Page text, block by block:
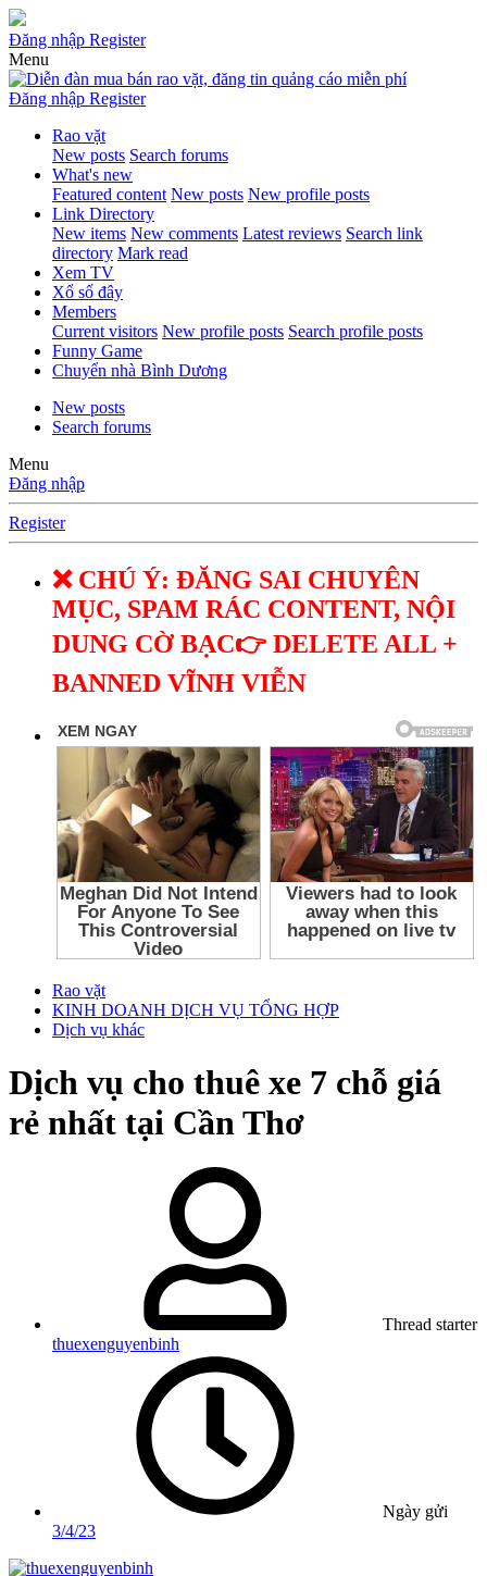
Đăng nhập Register
Menu
Đăng nhập Register
Rao vặt
New posts Search forums
What's new
Featured content New posts New profile posts
Link Directory
New items New comments Latest reviews Search link
directory Mark read
Xem TV
Xổ số đây
Members
Current visitors New profile posts Search profile posts
Funny Game
Chuyển nhà Bình Dương
New posts
Search forums
Menu
Đăng nhập
Register
❌ CHÚ Ý: ĐĂNG SAI CHUYÊN
MỤC, SPAM RÁC CONTENT, NỘI
DUNG CỜ BẠC👉 DELETE ALL +
BANNED VĨNH VIỄN
Rao vặt
KINH DOANH DỊCH VỤ TỔNG HỢP
Dịch vụ khác
Dịch vụ cho thuê xe 7 chỗ giá
rẻ nhất tại Cần Thơ
Thread starter
thuexenguyenbinh
Ngày gửi
3/4/23